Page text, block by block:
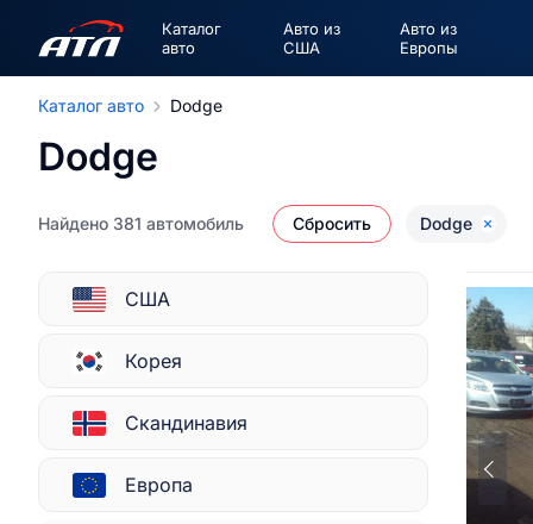
Каталог
авто
Авто из
США
Авто из
Европы
Каталог авто Dodge
Dodge
Найдено 381 автомобиль Сбросить Dodge
США
Корея
Скандинавия
Европа